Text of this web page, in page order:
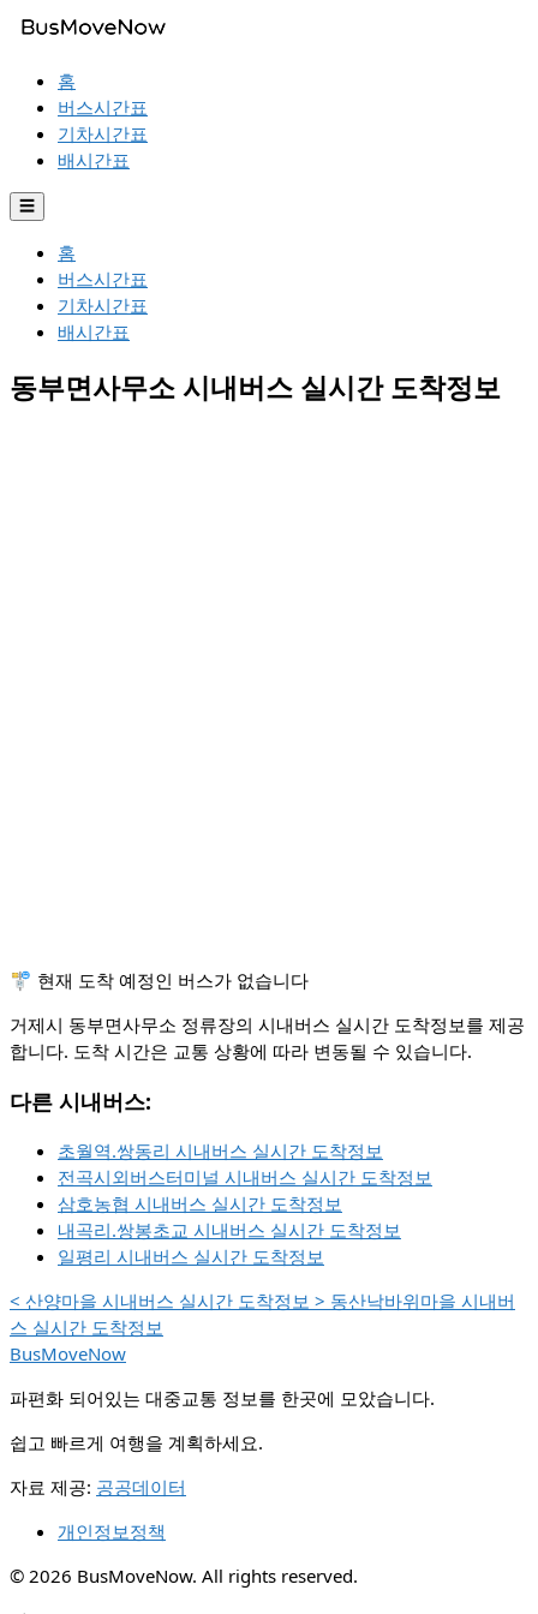
홈
버스시간표
기차시간표
배시간표
☰
홈
버스시간표
기차시간표
배시간표
동부면사무소 시내버스 실시간 도착정보
🚏 현재 도착 예정인 버스가 없습니다
거제시 동부면사무소 정류장의 시내버스 실시간 도착정보를 제공
합니다. 도착 시간은 교통 상황에 따라 변동될 수 있습니다.
다른 시내버스:
초월역.쌍동리 시내버스 실시간 도착정보
전곡시외버스터미널 시내버스 실시간 도착정보
삼호농협 시내버스 실시간 도착정보
내곡리.쌍봉초교 시내버스 실시간 도착정보
일평리 시내버스 실시간 도착정보
< 산양마을 시내버스 실시간 도착정보 > 동산낙바위마을 시내버
스 실시간 도착정보
BusMoveNow
파편화 되어있는 대중교통 정보를 한곳에 모았습니다.
쉽고 빠르게 여행을 계획하세요.
자료 제공: 공공데이터
개인정보정책
© 2026 BusMoveNow. All rights reserved.